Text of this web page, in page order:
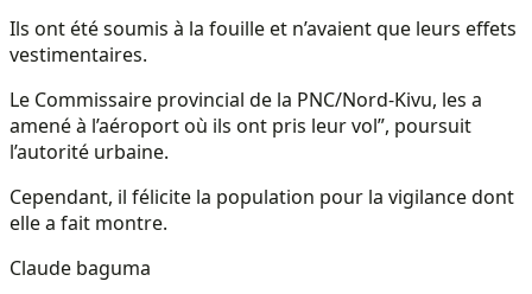
Ils ont été soumis à la fouille et n’avaient que leurs effets
vestimentaires.
Le Commissaire provincial de la PNC/Nord-Kivu, les a
amené à l’aéroport où ils ont pris leur vol”, poursuit
l’autorité urbaine.
Cependant, il félicite la population pour la vigilance dont
elle a fait montre.
Claude baguma